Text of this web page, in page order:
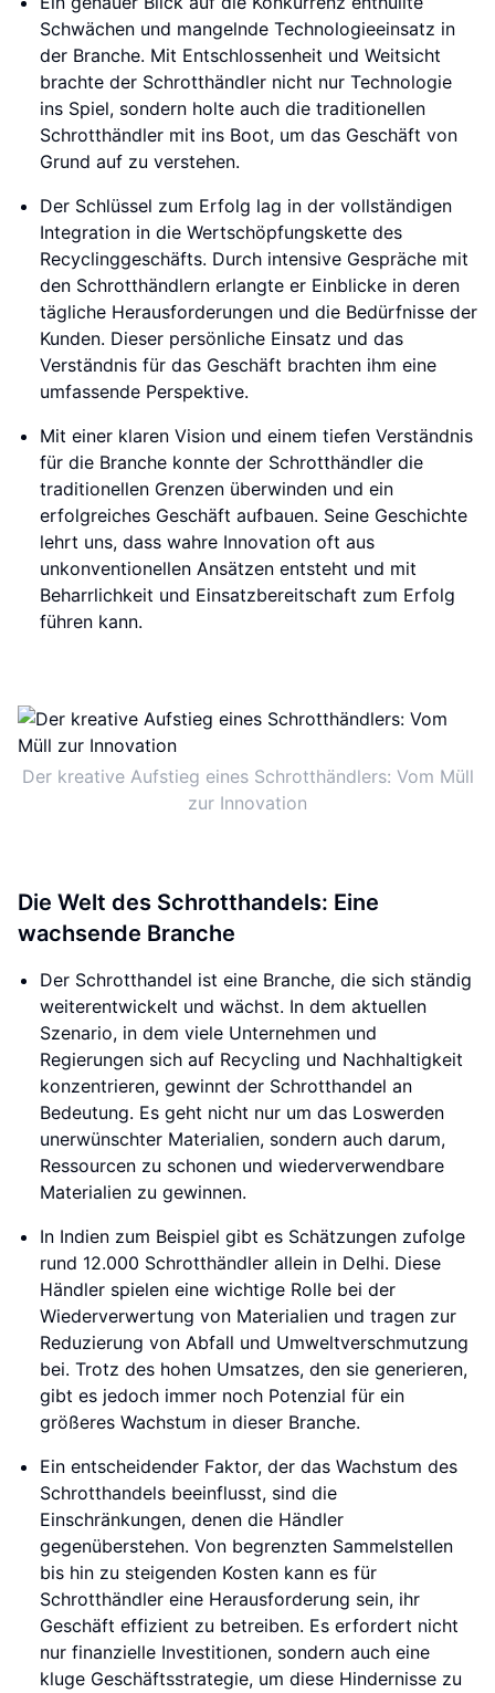
Schwächen und mangelnde Technologieeinsatz in
der Branche. Mit Entschlossenheit und Weitsicht
brachte der Schrotthändler nicht nur Technologie
ins Spiel, sondern holte auch die traditionellen
Schrotthändler mit ins Boot, um das Geschäft von
Grund auf zu verstehen.
Der Schlüssel zum Erfolg lag in der vollständigen
Integration in die Wertschöpfungskette des
Recyclinggeschäfts. Durch intensive Gespräche mit
den Schrotthändlern erlangte er Einblicke in deren
tägliche Herausforderungen und die Bedürfnisse der
Kunden. Dieser persönliche Einsatz und das
Verständnis für das Geschäft brachten ihm eine
umfassende Perspektive.
Mit einer klaren Vision und einem tiefen Verständnis
für die Branche konnte der Schrotthändler die
traditionellen Grenzen überwinden und ein
erfolgreiches Geschäft aufbauen. Seine Geschichte
lehrt uns, dass wahre Innovation oft aus
unkonventionellen Ansätzen entsteht und mit
Beharrlichkeit und Einsatzbereitschaft zum Erfolg
führen kann.
Der kreative Aufstieg eines Schrotthändlers: Vom Müll
zur Innovation
Die Welt des Schrotthandels: Eine
wachsende Branche
Der Schrotthandel ist eine Branche, die sich ständig
weiterentwickelt und wächst. In dem aktuellen
Szenario, in dem viele Unternehmen und
Regierungen sich auf Recycling und Nachhaltigkeit
konzentrieren, gewinnt der Schrotthandel an
Bedeutung. Es geht nicht nur um das Loswerden
unerwünschter Materialien, sondern auch darum,
Ressourcen zu schonen und wiederverwendbare
Materialien zu gewinnen.
In Indien zum Beispiel gibt es Schätzungen zufolge
rund 12.000 Schrotthändler allein in Delhi. Diese
Händler spielen eine wichtige Rolle bei der
Wiederverwertung von Materialien und tragen zur
Reduzierung von Abfall und Umweltverschmutzung
bei. Trotz des hohen Umsatzes, den sie generieren,
gibt es jedoch immer noch Potenzial für ein
größeres Wachstum in dieser Branche.
Ein entscheidender Faktor, der das Wachstum des
Schrotthandels beeinflusst, sind die
Einschränkungen, denen die Händler
gegenüberstehen. Von begrenzten Sammelstellen
bis hin zu steigenden Kosten kann es für
Schrotthändler eine Herausforderung sein, ihr
Geschäft effizient zu betreiben. Es erfordert nicht
nur finanzielle Investitionen, sondern auch eine
kluge Geschäftsstrategie, um diese Hindernisse zu